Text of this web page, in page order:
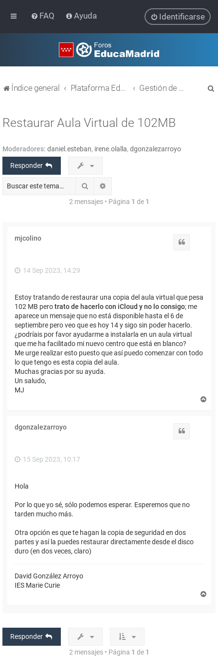
FAQ Ayuda Identificarse
Índice general Plataforma Educativa EducaMadrid Gestión de usuarios
Restaurar Aula Virtual de 102MB
Moderadores: daniel.esteban, irene.olalla, dgonzalezarroyo
Responder
Buscar
2 mensajes • Página 1 de 1
mjcolino
14 Sep 2023, 14:29
Estoy tratando de restaurar una copia del aula virtual que pesa
102 MB perotrato de hacerlo con iCloud y no lo consigo; me
aparece un mensaje que no está disponible hasta el 6 de
septiembre pero veo que es hoy 14 y sigo sin poder hacerlo.
¿podríais por favor ayudarme a instalarla en un aula virtual
que me ha facilitado mi nuevo centro que está en blanco?
Me urge realizar esto puesto que así puedo comenzar con todo
lo que tengo es esta copia del aula.
Muchas gracias por su ayuda.
Un saludo,
MJ
dgonzalezarroyo
15 Sep 2023, 10:17
Hola
Por lo que yo sé, sólo podemos esperar. Esperemos que no
tarden mucho más.
Otra opción es que te hagan la copia de seguridad en dos
partes y así la puedes restaurar directamente desde el disco
duro (en dos veces, claro)
David González Arroyo
IES Marie Curie
Responder
2 mensajes • Página 1 de 1